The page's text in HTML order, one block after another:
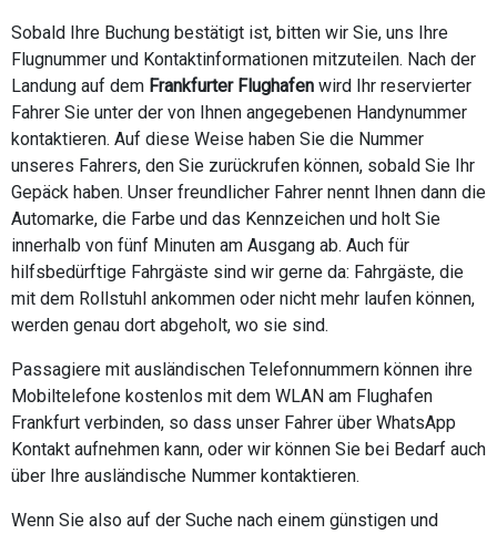
Sobald Ihre Buchung bestätigt ist, bitten wir Sie, uns Ihre
Flugnummer und Kontaktinformationen mitzuteilen. Nach der
Landung auf dem Frankfurter Flughafen wird Ihr reservierter
Fahrer Sie unter der von Ihnen angegebenen Handynummer
kontaktieren. Auf diese Weise haben Sie die Nummer
unseres Fahrers, den Sie zurückrufen können, sobald Sie Ihr
Gepäck haben. Unser freundlicher Fahrer nennt Ihnen dann die
Automarke, die Farbe und das Kennzeichen und holt Sie
innerhalb von fünf Minuten am Ausgang ab. Auch für
hilfsbedürftige Fahrgäste sind wir gerne da: Fahrgäste, die
mit dem Rollstuhl ankommen oder nicht mehr laufen können,
werden genau dort abgeholt, wo sie sind.
Passagiere mit ausländischen Telefonnummern können ihre
Mobiltelefone kostenlos mit dem WLAN am Flughafen
Frankfurt verbinden, so dass unser Fahrer über WhatsApp
Kontakt aufnehmen kann, oder wir können Sie bei Bedarf auch
über Ihre ausländische Nummer kontaktieren.
Wenn Sie also auf der Suche nach einem günstigen und